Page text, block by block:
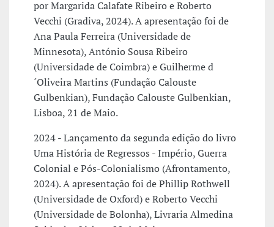
por Margarida Calafate Ribeiro e Roberto
Vecchi (Gradiva, 2024). A apresentação foi de
Ana Paula Ferreira (Universidade de
Minnesota), António Sousa Ribeiro
(Universidade de Coimbra) e Guilherme d
´Oliveira Martins (Fundação Calouste
Gulbenkian), Fundação Calouste Gulbenkian,
Lisboa, 21 de Maio.
2024 - Lançamento da segunda edição do livro
Uma História de Regressos - Império, Guerra
Colonial e Pós-Colonialismo (Afrontamento,
2024). A apresentação foi de Phillip Rothwell
(Universidade de Oxford) e Roberto Vecchi
(Universidade de Bolonha), Livraria Almedina